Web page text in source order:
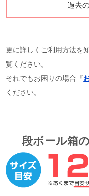
過去
更に詳しくご利用方法を
覧ください。
それでもお困りの場合『
ください。
段ボール箱